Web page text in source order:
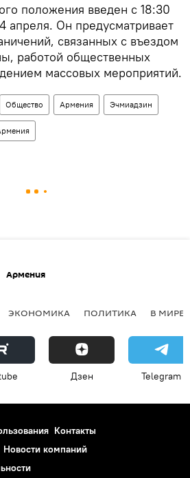
положения введен с 18:30
апреля. Он предусматривает
связанных с въездом
работой общественных
массовых мероприятий.
Общество Армения Эчмиадзин
Армения
ЭКОНОМИКА ПОЛИТИКА В МИРЕ
Дзен Telegram
Контакты
Новости компаний